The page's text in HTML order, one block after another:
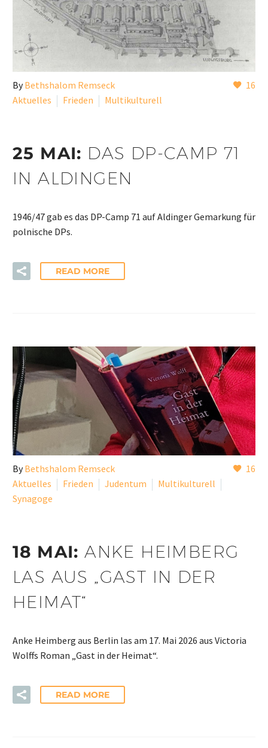
16
ByBethshalom Remseck
Aktuelles
Frieden Multikulturell
25 MAI: DAS DP-CAMP 71
IN ALDINGEN
1946/47 gab es das DP-Camp 71 auf Aldinger Gemarkung für
polnische DPs.
READ MORE
16
ByBethshalom Remseck
Aktuelles
Frieden Judentum
Multikulturell
Synagoge
18 MAI:ANKE HEIMBERG
LAS AUS „GAST IN DER
HEIMAT“
Anke Heimberg aus Berlin las am 17. Mai 2026 aus Victoria
Wolffs Roman „Gast in der Heimat“.
READ MORE